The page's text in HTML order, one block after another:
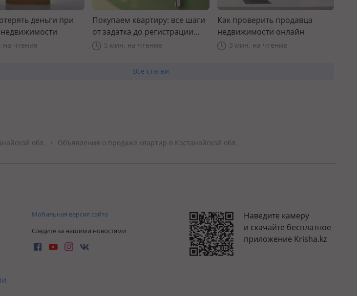
деньги при
на чтение
Покупаем квартиру: все шаги
от задатка до регистрации
прав5 мин. на чтение
Как проверить продавца
недвижимости онлайн
3 мин. на чтение
Все статьи
обл. / Объявления о продаже квартир в Костанайской обл.
Мобильная версия сайта
Следите за нашими новостями
Наведите камеру
и скачайте бесплатное
приложение Krisha.kz